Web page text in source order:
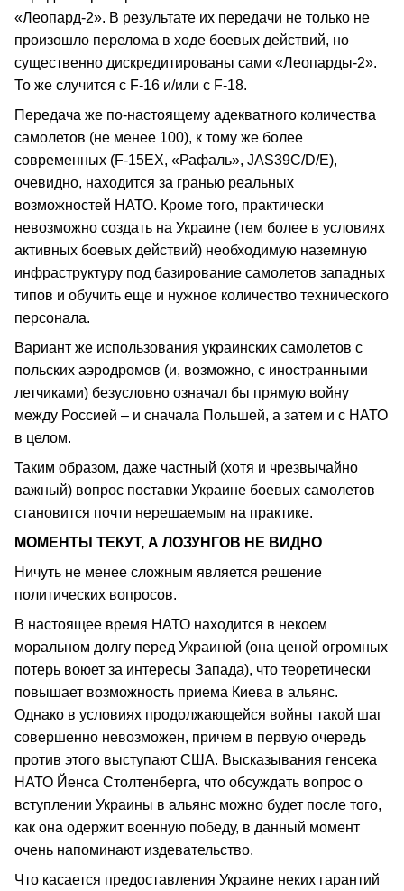
«Леопард-2». В результате их передачи не только не
произошло перелома в ходе боевых действий, но
существенно дискредитированы сами «Леопарды-2».
То же случится с F-16 и/или с F-18.
Передача же по-настоящему адекватного количества
самолетов (не менее 100), к тому же более
современных (F-15ЕХ, «Рафаль», JАS39C/D/Е),
очевидно, находится за гранью реальных
возможностей НАТО. Кроме того, практически
невозможно создать на Украине (тем более в условиях
активных боевых действий) необходимую наземную
инфраструктуру под базирование самолетов западных
типов и обучить еще и нужное количество технического
персонала.
Вариант же использования украинских самолетов с
польских аэродромов (и, возможно, с иностранными
летчиками) безусловно означал бы прямую войну
между Россией – и сначала Польшей, а затем и с НАТО
в целом.
Таким образом, даже частный (хотя и чрезвычайно
важный) вопрос поставки Украине боевых самолетов
становится почти нерешаемым на практике.
МОМЕНТЫ ТЕКУТ, А ЛОЗУНГОВ НЕ ВИДНО
Ничуть не менее сложным является решение
политических вопросов.
В настоящее время НАТО находится в некоем
моральном долгу перед Украиной (она ценой огромных
потерь воюет за интересы Запада), что теоретически
повышает возможность приема Киева в альянс.
Однако в условиях продолжающейся войны такой шаг
совершенно невозможен, причем в первую очередь
против этого выступают США. Высказывания генсека
НАТО Йенса Столтенберга, что обсуждать вопрос о
вступлении Украины в альянс можно будет после того,
как она одержит военную победу, в данный момент
очень напоминают издевательство.
Что касается предоставления Украине неких гарантий